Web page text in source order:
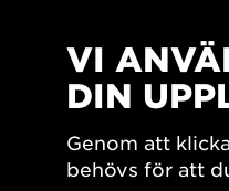
Öppettider
VI
DIN
Genom att
behövs för att